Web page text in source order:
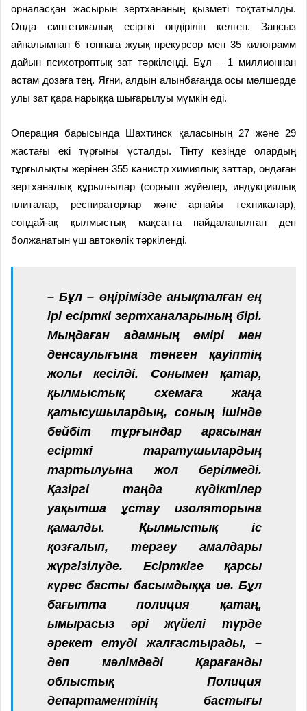
орналасқан жасырын зертхананың қызметі тоқтатылды.
Онда синтетикалық есірткі өндіріліп келген. Заңсыз
айналымнан 6 тоннаға жуық прекурсор мен 35 килограмм
дайын психотроптық зат тәркіленді. Бұл – 1 миллионнан
астам дозаға тең. Яғни, алдын алынбағанда осы мөлшерде
улы зат қара нарыққа шығарылуы мүмкін еді.
Операция барысында Шахтинск қаласының 27 және 29
жастағы екі тұрғыны ұсталды. Тінту кезінде олардың
тұрғылықты жерінен 355 канистр химиялық заттар, ондаған
зертханалық құрылғылар (сорғыш жүйелер, индукциялық
плиталар, респираторлар және арнайы техникалар),
сондай-ақ қылмыстық мақсатта пайдаланылған деп
болжанатын үш автокөлік тәркіленді.
– Бұл – өңірімізде анықталған ең
ірі есірткі зертханаларының бірі.
Мыңдаған адамның өмірі мен
денсаулығына төнген қауіптің
жолы кесілді. Сонымен қатар,
қылмыстық схемаға жаңа
қатысушылардың, соның ішінде
бейбіт тұрғындар арасынан
есірткі таратушылардың
тартылуына жол берілмеді.
Қазіргі таңда күдіктілер
уақытша ұстау изоляторына
қамалды. Қылмыстық іс
қозғалып, тергеу амалдары
жүргізілуде. Есірткіге қарсы
күрес басты басымдыққа ие. Бұл
бағытта полиция қатаң,
ымырасыз әрі жүйелі түрде
әрекет етуді жалғастырады, –
деп мәлімдеді Қарағанды
облыстық Полиция
департаментінің бастығы